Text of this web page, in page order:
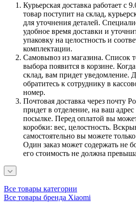
Курьерская доставка работает с
товар поступит на склад,
для уточнения деталей.
удобное время доставки и
упаковку на целостность и
комплектации.
Самовывоз из магазина. Список
выбора появится в корзине.
склад, вам придет уведомление.
обратитесь к сотруднику в
номер.
Почтовая доставка через почту
придет в отделение, на ваш
посылке. Перед оплатой вы
коробки: вес, целостность.
самостоятельно вы можете
Один заказ может содержать не
его стоимость не должна
Все товары категории
Все товары бренда Xiaomi